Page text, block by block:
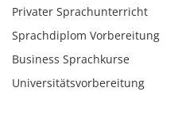
Privater Sprachunterricht
Sprachdiplom Vorbereitung
Business Sprachkurse
Universitätsvorbereitung